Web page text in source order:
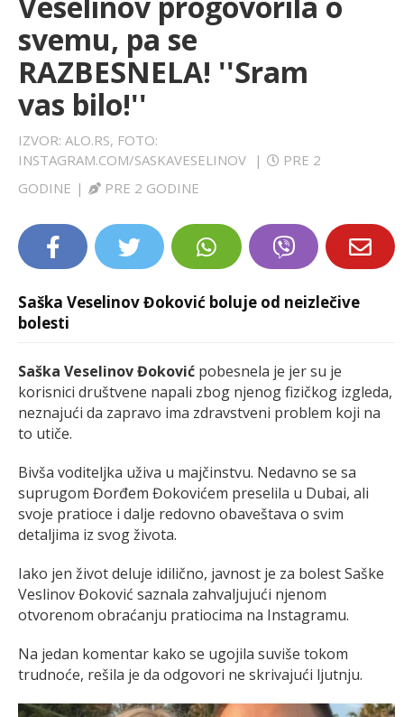
LIFESTYLE
EXTRA
svemu, pa se
RAZBESNELA! ''Sram
vas bilo!''
IZVOR: ALO.RS, FOTO:
INSTAGRAM.COM/SASKAVESELINOV
|
PRE 2
GODINE | PRE 2 GODINE
Saška Veselinov Đoković boluje od neizlečive
bolesti
Saška Veselinov Đoković pobesnela je jer su je
korisnici društvene napali zbog njenog fizičkog izgleda,
neznajući da zapravo ima zdravstveni problem koji na
to utiče.
Bivša voditeljka uživa u majčinstvu. Nedavno se sa
suprugom Đorđem Đokovićem preselila u Dubai, ali
svoje pratioce i dalje redovno obaveštava o svim
detaljima iz svog života.
Iako jen život deluje idilično, javnost je za bolest Saške
Veslinov Đoković saznala zahvaljujući njenom
otvorenom obraćanju pratiocima na Instagramu.
Na jedan komentar kako se ugojila suviše tokom
trudnoće, rešila je da odgovori ne skrivajući ljutnju.